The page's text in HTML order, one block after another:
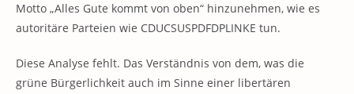
Motto „Alles Gute kommt von oben“ hinzunehmen, wie es
autoritäre Parteien wie CDUCSUSPDFDPLINKE tun.
Diese Analyse fehlt. Das Verständnis von dem, was die
grüne Bürgerlichkeit auch im Sinne einer libertären